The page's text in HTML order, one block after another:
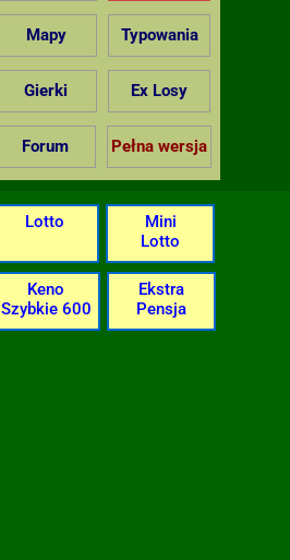
Mapy Typowania
Gierki Ex Losy
Forum Pełna wersja
Lotto
Mini
Lotto
Keno
Szybkie 600
Ekstra
Pensja